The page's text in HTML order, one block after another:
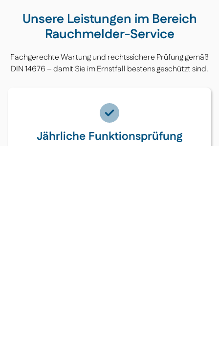
Unsere Leistungen im Bereich
Rauchmelder-Service
Fachgerechte Wartung und rechtssichere Prüfung gemäß
DIN 14676 – damit Sie im Ernstfall bestens geschützt sind.
Jährliche Funktionsprüfung